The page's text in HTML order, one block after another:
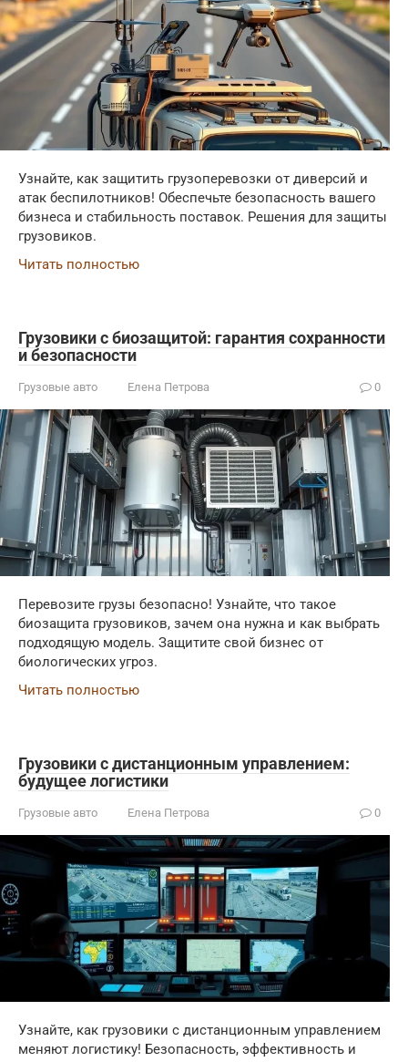
Узнайте, как защитить грузоперевозки от диверсий и
атак беспилотников! Обеспечьте безопасность вашего
бизнеса и стабильность поставок. Решения для защиты
грузовиков.
Читать полностью
Грузовики с биозащитой: гарантия сохранности
и безопасности
Грузовые авто Елена Петрова 0
Перевозите грузы безопасно! Узнайте, что такое
биозащита грузовиков, зачем она нужна и как выбрать
подходящую модель. Защитите свой бизнес от
биологических угроз.
Читать полностью
Грузовики с дистанционным управлением:
будущее логистики
Грузовые авто Елена Петрова 0
Узнайте, как грузовики с дистанционным управлением
меняют логистику! Безопасность, эффективность и